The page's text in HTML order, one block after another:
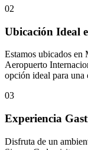
02
Ubicación Ideal
Estamos ubicados en
Aeropuerto
opción ideal para
03
Experiencia
Disfruta de un